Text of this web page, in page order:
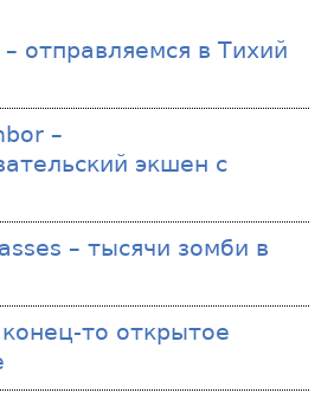
отправляемся в Тихий
–
экшен с
– тысячи зомби в
то открытое